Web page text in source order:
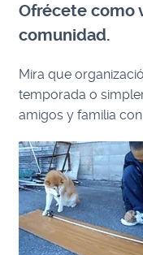
Ofrécete como
comunidad.
Mira que
temporada o
amigos y familia